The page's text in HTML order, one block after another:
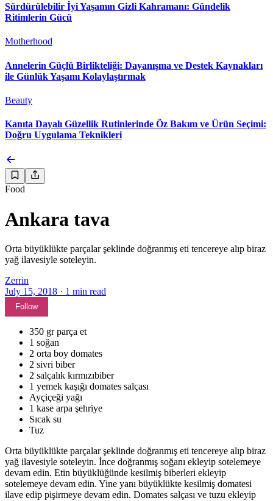
Sürdürülebilir İyi Yaşamın Gizli Kahramanı: Gündelik
Ritimlerin Gücü
Motherhood
Annelerin Güçlü Birlikteliği: Dayanışma ve Destek Kaynakları
ile Günlük Yaşamı Kolaylaştırmak
Beauty
Kanıta Dayalı Güzellik Rutinlerinde Öz Bakım ve Ürün Seçimi:
Doğru Uygulama Teknikleri
Food
Ankara tava
Orta büyüklükte parçalar şeklinde doğranmış eti tencereye alıp biraz
yağ ilavesiyle soteleyin.
Zerrin
July 15, 2018 · 1 min read
Follow
350 gr parça et
1 soğan
2 orta boy domates
2 sivri biber
2 salçalık kırmızıbiber
1 yemek kaşığı domates salçası
Ayçiçeği yağı
1 kase arpa şehriye
Sıcak su
Tuz
Orta büyüklükte parçalar şeklinde doğranmış eti tencereye alıp biraz
yağ ilavesiyle soteleyin. İnce doğranmış soğanı ekleyip sotelemeye
devam edin. Etin büyüklüğünde kesilmiş biberleri ekleyip
sotelemeye devam edin. Yine yanı büyüklükte kesilmiş domatesi
ilave edip pişirmeye devam edin. Domates salçası ve tuzu ekleyip